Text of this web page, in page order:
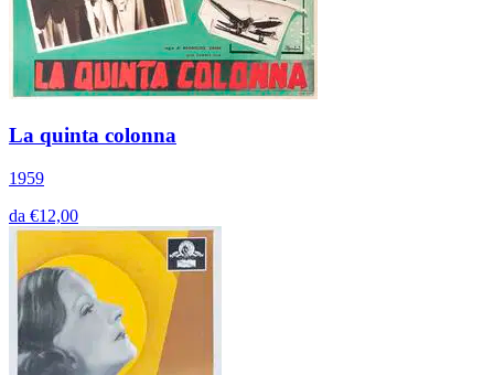
La quinta colonna
1959
da €12,00